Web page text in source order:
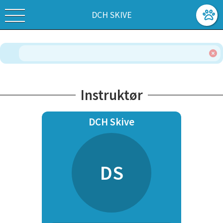
DCH SKIVE
Instruktør
DCH Skive
DS